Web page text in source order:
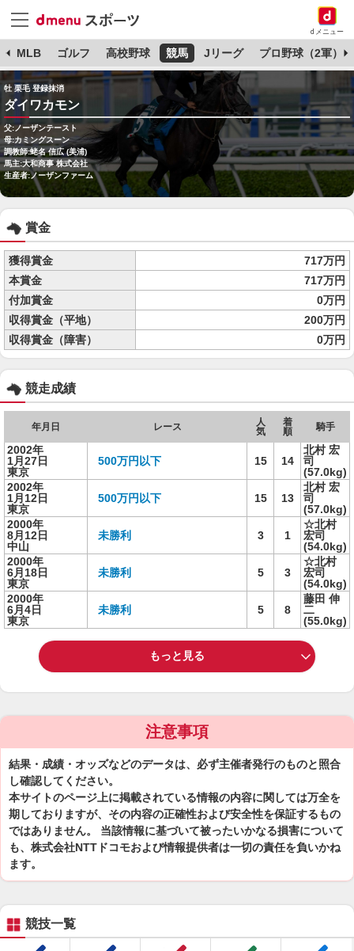
dメニュー
MLB ゴルフ 高校野球 競馬 Jリーグ プロ野球（2軍）
牡 栗毛 登録抹消
ダイワカモン
父:ノーザンテースト
母:カミングスーン
調教師:蛯名 信広 (美浦)
馬主:大和商事 株式会社
生産者:ノーザンファーム
賞金
獲得賞金
717万円
本賞金
717万円
付加賞金
0万円
収得賞金（平地）
200万円
収得賞金（障害）
0万円
競走成績
年月日 レース
人
気
着
順
騎手
2002年
1月27日
東京
500万円以下 15 14
北村 宏
司
(57.0kg)
2002年
1月12日
東京
500万円以下 15 13
北村 宏
司
(57.0kg)
2000年
8月12日
中山
未勝利 3 1
☆北村
宏司
(54.0kg)
2000年
6月18日
東京
未勝利 5 3
☆北村
宏司
(54.0kg)
2000年
6月4日
東京
未勝利 5 8
藤田 伸
二
(55.0kg)
もっと見る
注意事項
結果・成績・オッズなどのデータは、必ず主催者発行のものと照合
し確認してください。
本サイトのページ上に掲載されている情報の内容に関しては万全を
期しておりますが、その内容の正確性および安全性を保証するもの
ではありません。 当該情報に基づいて被ったいかなる損害について
も、株式会社NTTドコモおよび情報提供者は一切の責任を負いかね
ます。
競技一覧